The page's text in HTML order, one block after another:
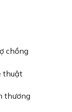
chồng
thuật
thương